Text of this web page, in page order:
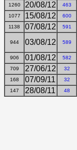
1260 20/08/12 463
1077 15/08/12 600
1138 07/08/12 591
944 03/08/12 589
906 01/08/12 582
709 27/06/12 32
168 07/09/11 32
147 28/08/11 48